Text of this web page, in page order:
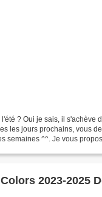
? Oui je sais, il s'achève
les jours prochains, vous
semaines ^^. Je vous
2023-2025